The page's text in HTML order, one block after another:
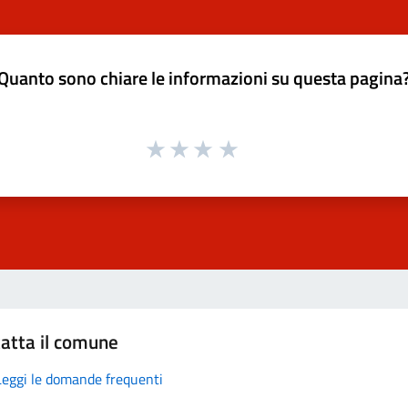
sono chiare le informazioni su questa
il comune
le domande frequenti